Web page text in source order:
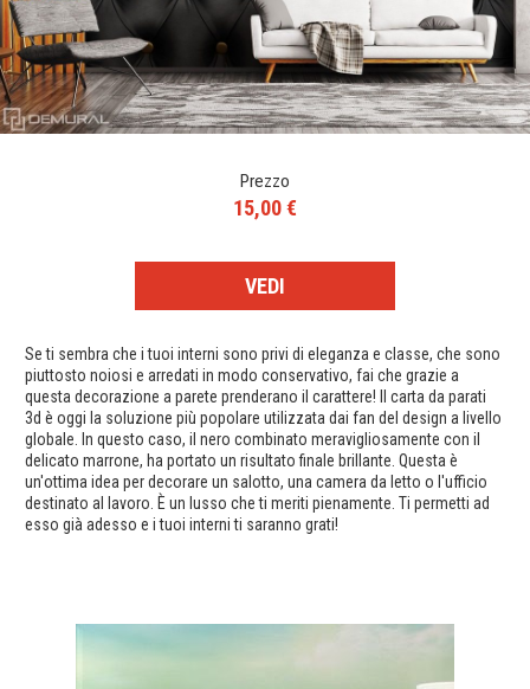
Prezzo
15,00 €
VEDI
Se ti sembra che i tuoi interni sono privi di eleganza e classe, che sono
piuttosto noiosi e arredati in modo conservativo, fai che grazie a
questa decorazione a parete prenderano il carattere! Il carta da parati
3d è oggi la soluzione più popolare utilizzata dai fan del design a livello
globale. In questo caso, il nero combinato meravigliosamente con il
delicato marrone, ha portato un risultato finale brillante. Questa è
un'ottima idea per decorare un salotto, una camera da letto o l'ufficio
destinato al lavoro. È un lusso che ti meriti pienamente. Ti permetti ad
esso già adesso e i tuoi interni ti saranno grati!